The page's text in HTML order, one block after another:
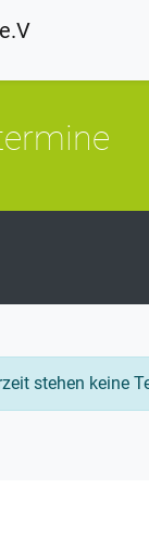
stehen keine